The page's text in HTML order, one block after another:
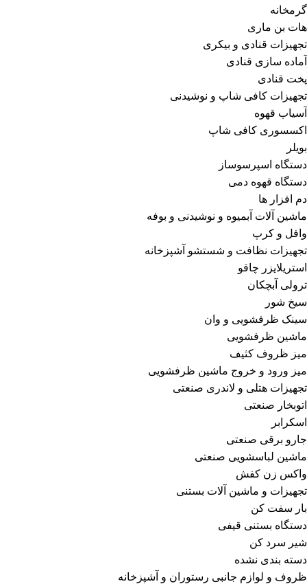
گرمخانه
هات بن ماری
تجهیزات قنادی و بیکری
آماده سازی قنادی
پخت قنادی
تجهیزات کافی شاپ و نوشیدنی
آسیاب قهوه
اکسسوری کافی شاپ
بویلر
دستگاه اسپرسوساز
دستگاه قهوه دمی
دم افزار ها
ماشین آلات آبمیوه و نوشیدنی و بوفه
وافل و کرپ
تجهیزات نظافت و شستشو آشپزخانه
استریلایزر چاقو
ترولی آبچکان
سیخ شور
سینک ظرفشویی و وان
ماشین ظرفشویی
میز ظروف کثیف
میز ورود و خروج ماشین ظرفشویی
تجهیزات هتلی و لاندری صنعتی
اتوبخار صنعتی
اسکرابر
جارو برقی صنعتی
ماشین لباسشویی صنعتی
واکس زن کفش
تجهیزات و ماشین آلات بستنی
بار سفت کن
دستگاه بستنی قیفی
شیر سرد کن
دسته بندی نشده
ظروف و لوازم جانبی رستوران و آشپزخانه